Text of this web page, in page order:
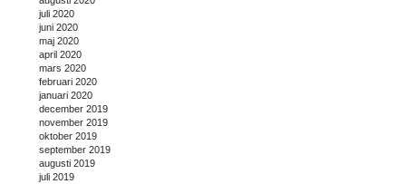
juli 2020
juni 2020
maj 2020
april 2020
mars 2020
februari 2020
januari 2020
december 2019
november 2019
oktober 2019
september 2019
augusti 2019
juli 2019